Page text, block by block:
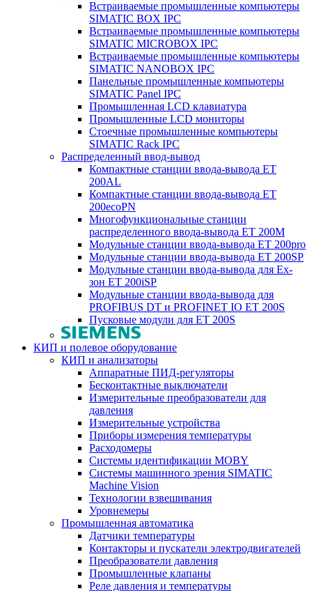
Встраиваемые промышленные компьютеры
SIMATIC BOX IPC
Встраиваемые промышленные компьютеры
SIMATIC MICROBOX IPC
Встраиваемые промышленные компьютеры
SIMATIC NANOBOX IPC
Панельные промышленные компьютеры
SIMATIC Panel IPC
Промышленная LCD клавиатура
Промышленные LCD мониторы
Стоечные промышленные компьютеры
SIMATIC Rack IPC
Распределенный ввод-вывод
Компактные станции ввода-вывода ET
200AL
Компактные станции ввода-вывода ET
200ecoPN
Многофункциональные станции
распределенного ввода-вывода ET 200M
Модульные станции ввода-вывода ET 200pro
Модульные станции ввода-вывода ET 200SP
Модульные станции ввода-вывода для Ex-
зон ET 200iSP
Модульные станции ввода-вывода для
PROFIBUS DT и PROFINET IO ET 200S
Пусковые модули для ET 200S
КИП и полевое оборудование
КИП и анализаторы
Аппаратные ПИД-регуляторы
Бесконтактные выключатели
Измерительные преобразователи для
давления
Измерительные устройства
Приборы измерения температуры
Расходомеры
Системы идентификации MOBY
Системы машинного зрения SIMATIC
Machine Vision
Технологии взвешивания
Уровнемеры
Промышленная автоматика
Датчики температуры
Контакторы и пускатели электродвигателей
Преобразователи давления
Промышленные клапаны
Реле давления и температуры